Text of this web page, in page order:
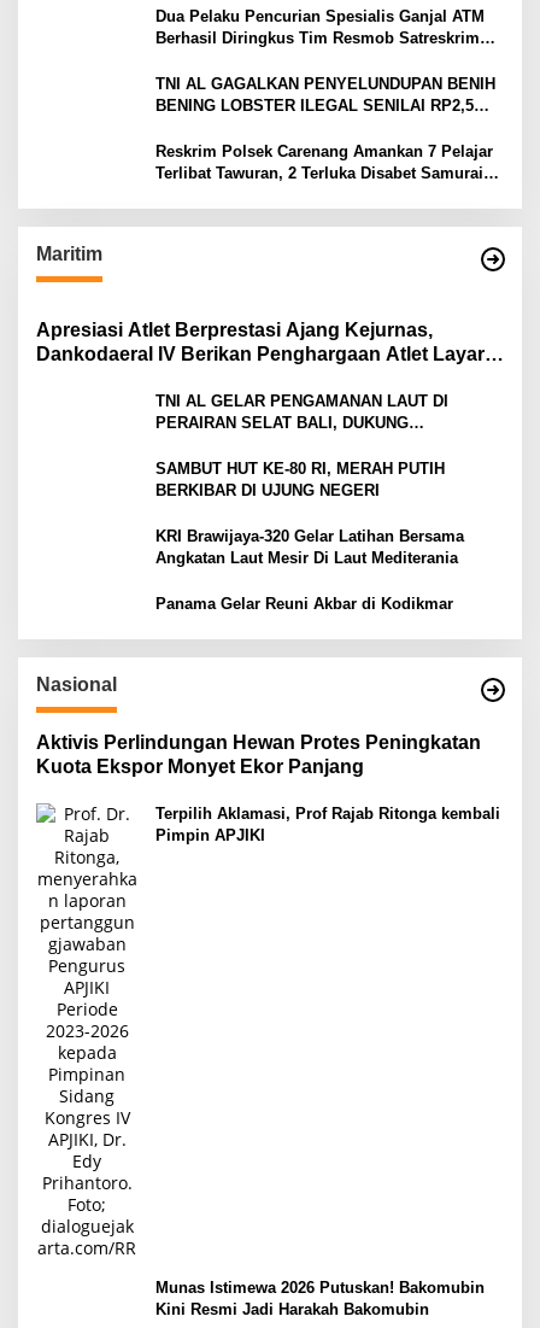
Dua Pelaku Pencurian Spesialis Ganjal ATM
Berhasil Diringkus Tim Resmob Satreskrim
TNI AL GAGALKAN PENYELUNDUPAN BENIH
BENING LOBSTER ILEGAL SENILAI RP2,5
Reskrim Polsek Carenang Amankan 7 Pelajar
Terlibat Tawuran, 2 Terluka Disabet Samurai
Maritim
Apresiasi Atlet Berprestasi Ajang Kejurnas,
Dankodaeral IV Berikan Penghargaan Atlet Layar
TNI AL GELAR PENGAMANAN LAUT DI
PERAIRAN SELAT BALI, DUKUNG
SAMBUT HUT KE-80 RI, MERAH PUTIH
BERKIBAR DI UJUNG NEGERI
KRI Brawijaya-320 Gelar Latihan Bersama
Angkatan Laut Mesir Di Laut Mediterania
Panama Gelar Reuni Akbar di Kodikmar
Nasional
Aktivis Perlindungan Hewan Protes Peningkatan
Kuota Ekspor Monyet Ekor Panjang
Terpilih Aklamasi, Prof Rajab Ritonga kembali
Pimpin APJIKI
Munas Istimewa 2026 Putuskan! Bakomubin
Kini Resmi Jadi Harakah Bakomubin